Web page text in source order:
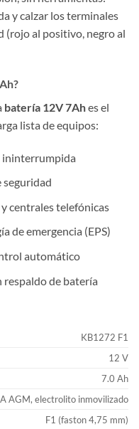
y calzar los terminales
(rojo al positivo, negro al
batería 12V 7Ahes el
lista de equipos:
ininterrumpida
seguridad
centrales telefónicas
de emergencia (EPS)
automático
respaldo de batería
KB1272 F1
12 V
7.0 Ah
AGM, electrolito inmovilizado
F1 (faston 4,75 mm)